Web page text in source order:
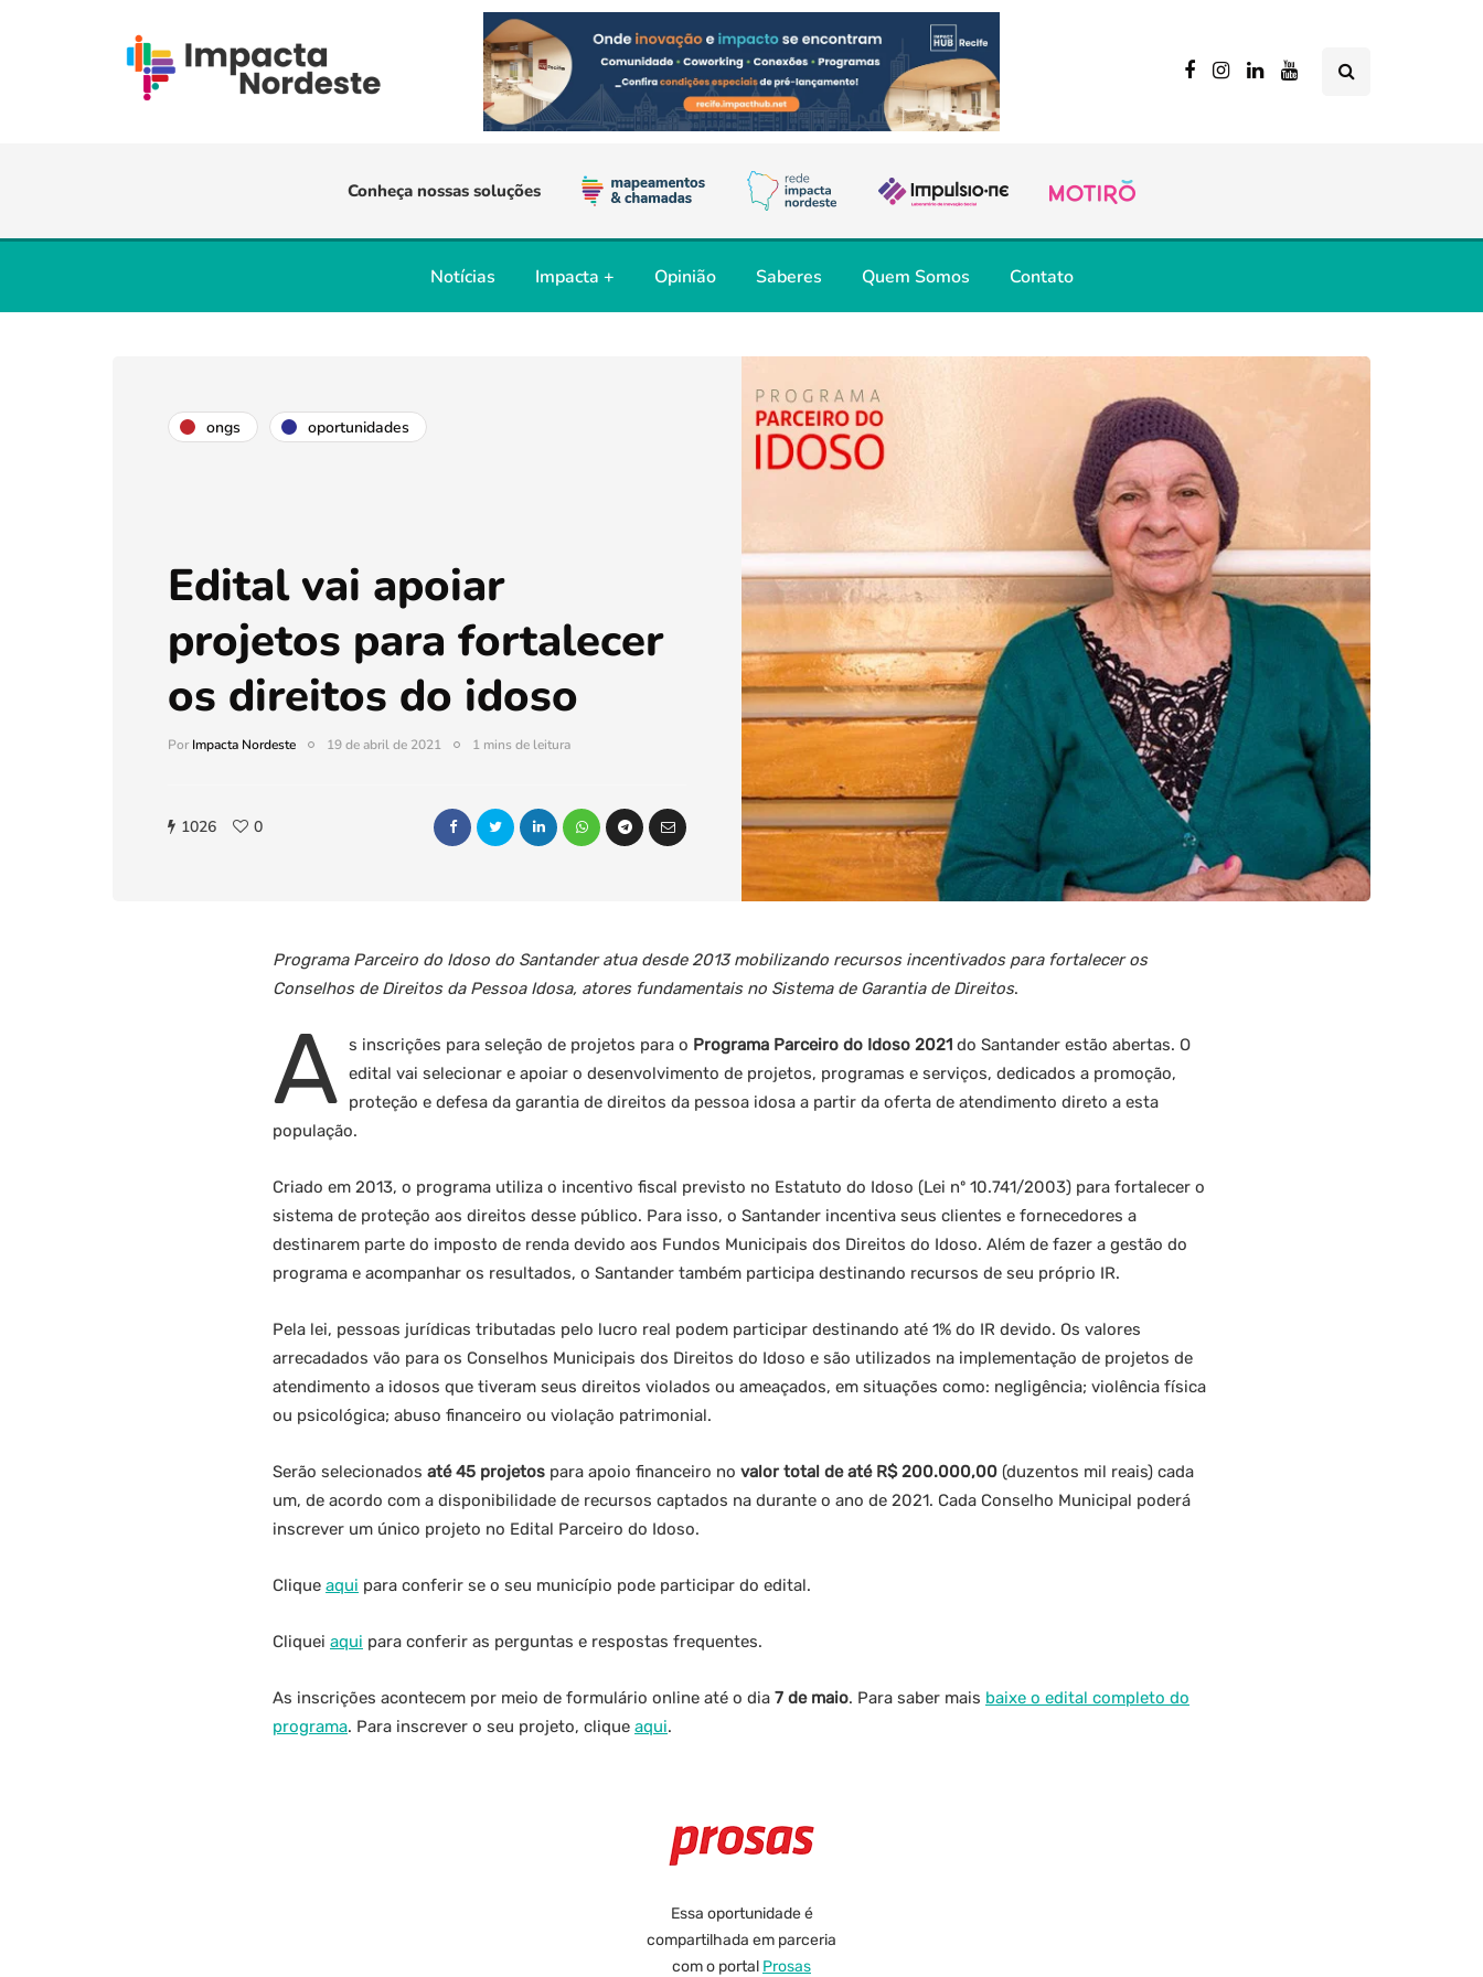
Conheça nossas soluções
Notícias Impacta + Opinião Saberes Quem Somos Contato
ongs oportunidades
Edital vai apoiar
projetos para fortalecer
os direitos do idoso
PorImpacta Nordeste 19 de abril de 2021 1 mins de leitura
1026 0
Programa Parceiro do Idoso do Santander atua desde 2013 mobilizando recursos incentivados para fortalecer os
Conselhos de Direitos da Pessoa Idosa, atores fundamentais no Sistema de Garantia de Direitos.
A s inscrições para seleção de projetos para o Programa Parceiro do Idoso 2021 do Santander estão abertas. O
edital vai selecionar e apoiar o desenvolvimento de projetos, programas e serviços, dedicados a promoção,
proteção e defesa da garantia de direitos da pessoa idosa a partir da oferta de atendimento direto a esta
população.
Criado em 2013, o programa utiliza o incentivo fiscal previsto no Estatuto do Idoso (Lei nº 10.741/2003) para fortalecer o
sistema de proteção aos direitos desse público. Para isso, o Santander incentiva seus clientes e fornecedores a
destinarem parte do imposto de renda devido aos Fundos Municipais dos Direitos do Idoso. Além de fazer a gestão do
programa e acompanhar os resultados, o Santander também participa destinando recursos de seu próprio IR.
Pela lei, pessoas jurídicas tributadas pelo lucro real podem participar destinando até 1% do IR devido. Os valores
arrecadados vão para os Conselhos Municipais dos Direitos do Idoso e são utilizados na implementação de projetos de
atendimento a idosos que tiveram seus direitos violados ou ameaçados, em situações como: negligência; violência física
ou psicológica; abuso financeiro ou violação patrimonial.
Serão selecionados até 45 projetos para apoio financeiro no valor total de até R$ 200.000,00 (duzentos mil reais) cada
um, de acordo com a disponibilidade de recursos captados na durante o ano de 2021. Cada Conselho Municipal poderá
inscrever um único projeto no Edital Parceiro do Idoso.
Clique aqui para conferir se o seu município pode participar do edital.
Cliquei aqui para conferir as perguntas e respostas frequentes.
As inscrições acontecem por meio de formulário online até o dia 7 de maio. Para saber mais baixe o edital completo do
programa. Para inscrever o seu projeto, clique aqui.
Essa oportunidade é
compartilhada em parceria
com o portal Prosas